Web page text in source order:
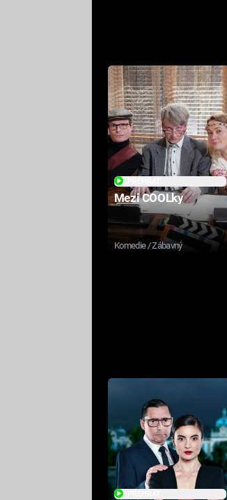
Mezi COOLky
Komedie / Zábavný